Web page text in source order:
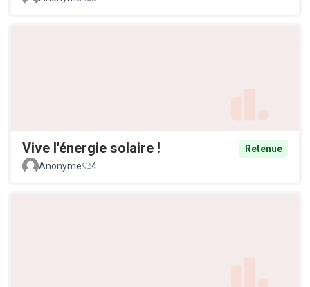
Vive l'énergie solaire !
Retenue
Anonyme
4